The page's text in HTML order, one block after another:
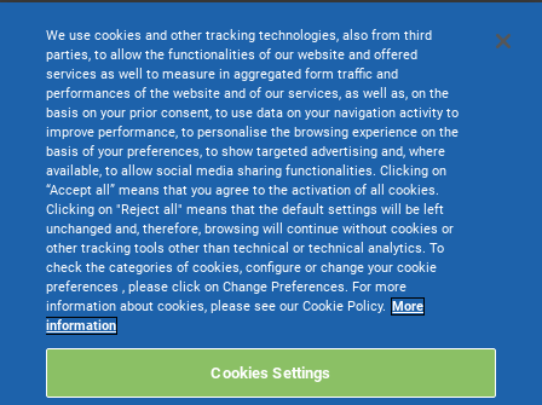
TeamSystem S.p.A. società con socio unico soggetta all’attività di direzione e
coordinamento di TeamSystem Holdco S.p.A. - Cap. Soc. € 24.000.000 I.v. -
C.C.I.A.A. delle Marche - P.I. 01035310414
We use cookies and other tracking technologies, also from third
parties, to allow the functionalities of our website and offered
services as well to measure in aggregated form traffic and
performances of the website and of our services, as well as, on the
basis on your prior consent, to use data on your navigation activity to
improve performance, to personalise the browsing experience on the
basis of your preferences, to show targeted advertising and, where
available, to allow social media sharing functionalities. Clicking on
“Accept all” means that you agree to the activation of all cookies.
Clicking on "Reject all" means that the default settings will be left
unchanged and, therefore, browsing will continue without cookies or
other tracking tools other than technical or technical analytics. To
check the categories of cookies, configure or change your cookie
preferences , please click on Change Preferences. For more
information about cookies, please see our Cookie Policy. More
information
Cookies Settings